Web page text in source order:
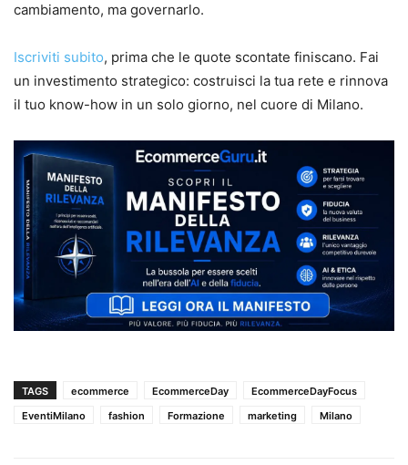
cambiamento, ma governarlo.
Iscriviti subito, prima che le quote scontate finiscano. Fai
un investimento strategico: costruisci la tua rete e rinnova
il tuo know-how in un solo giorno, nel cuore di Milano.
TAGS ecommerce EcommerceDay
EcommerceDayFocus
EventiMilano
fashion Formazione marketing Milano